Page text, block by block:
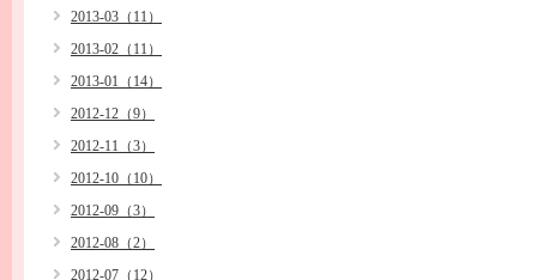
2013-03（11）
2013-02（11）
2013-01（14）
2012-12（9）
2012-11（3）
2012-10（10）
2012-09（3）
2012-08（2）
2012-07（12）